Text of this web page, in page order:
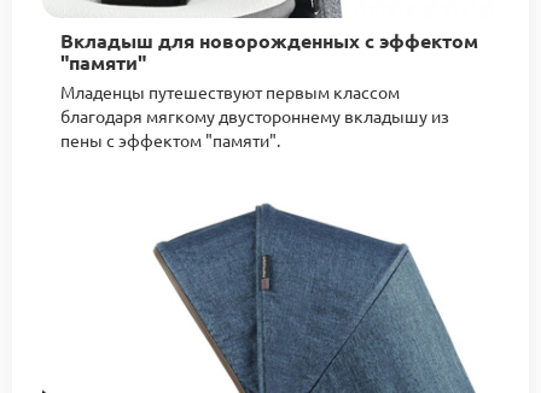
Вкладыш для новорожденных с эффектом
"памяти"
Младенцы путешествуют первым классом
благодаря мягкому двустороннему вкладышу из
пены с эффектом "памяти".